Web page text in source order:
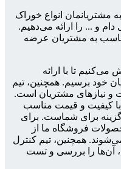
مشتریانمان انواع خوراک
دام و ... را ارائه می‌دهیم.
به مشتریان عرضه
می‌کنیم تا با ارائه
خود برسیم. همچنین، تیم
و نیازهای مشتریان است.
با کیفیت و قیمت مناسب
گزینه برای شماست. برای
فروشگاه ما از
می‌شوند. همچنین، تیم کنترل
آن‌ها را بررسی و تست